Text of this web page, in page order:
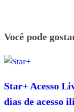
Você pode
Star+ Acesso
dias de acesso